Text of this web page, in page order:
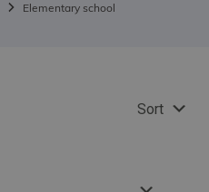
Elementary school
Sort